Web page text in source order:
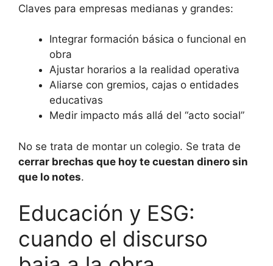
Claves para empresas medianas y grandes:
Integrar formación básica o funcional en
obra
Ajustar horarios a la realidad operativa
Aliarse con gremios, cajas o entidades
educativas
Medir impacto más allá del “acto social”
No se trata de montar un colegio. Se trata de
cerrar brechas que hoy te cuestan dinero sin
que lo notes.
Educación y ESG:
cuando el discurso